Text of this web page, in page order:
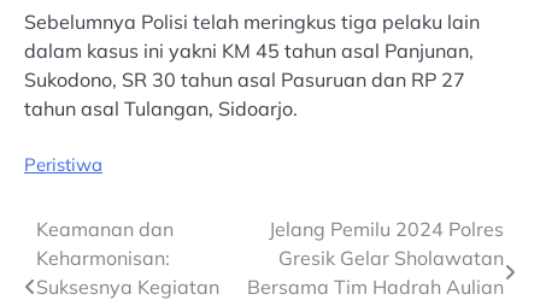
Sebelumnya Polisi telah meringkus tiga pelaku lain
dalam kasus ini yakni KM 45 tahun asal Panjunan,
Sukodono, SR 30 tahun asal Pasuruan dan RP 27
tahun asal Tulangan, Sidoarjo.
Peristiwa
Post
navigation
Keamanan dan
Keharmonisan:
Suksesnya Kegiatan
Jelang Pemilu 2024 Polres
Gresik Gelar Sholawatan
Bersama Tim Hadrah Aulian